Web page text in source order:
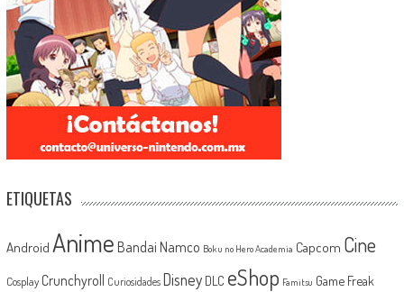
ETIQUETAS
Android Anime Bandai Namco Boku no Hero Academia Capcom Cine
Cosplay Crunchyroll Curiosidades Disney DLC eShop Famitsu Game Freak